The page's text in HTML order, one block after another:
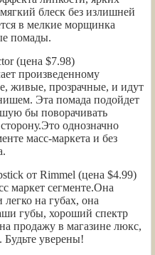
блеск без излишней
в мелкие морщинка
помады.
(цена $7.98)
произведенному
живые, прозрачные, и идут
Эта помада подойдет
бы поворачивать
однозначно
масс-маркета и без
от Rimmel (цена $4.99)
маркет сегменте.Она
на губах, она
губы, хороший спектр
продажу в магазине люкс,
уверены!